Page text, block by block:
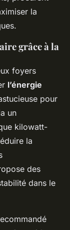
la
grâce à la
foyers
l’énergie
pour
un
kilowatt-
la
des
dans le